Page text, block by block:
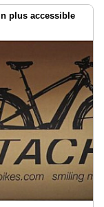
plus accessible